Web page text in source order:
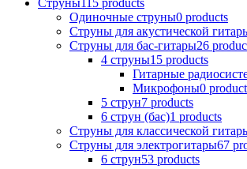
Одиночные струны0 products
Струны для акустической
Струны для бас-гитары26
4 струны15 products
Гитарные
Микрофоны0
5 струн7 products
6 струн (бас)1 products
Струны для классической
Струны для электрогитары67
6 струн53 products